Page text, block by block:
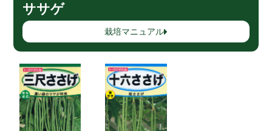
ササゲ
栽培マニュアル